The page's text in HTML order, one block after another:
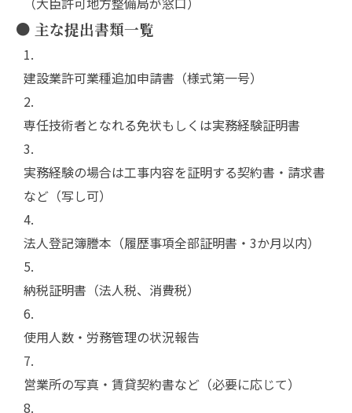
● 主な提出書類一覧
建設業許可業種追加申請書（様式第一号）
専任技術者となれる免状もしくは実務経験証明書
実務経験の場合は工事内容を証明する契約書・請求書
など（写し可）
法人登記簿謄本（履歴事項全部証明書・3か月以内）
納税証明書（法人税、消費税）
使用人数・労務管理の状況報告
営業所の写真・賃貸契約書など（必要に応じて）